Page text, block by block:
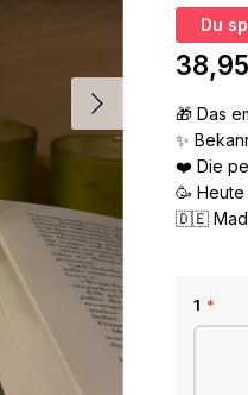
Nächste
Du
🎁 Das
✨
❤️ Die
🥳
🇩🇪
Transparent
Hochformat
1 *